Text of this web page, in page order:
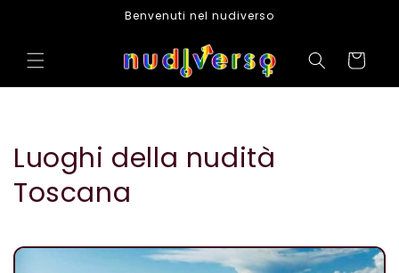
Benvenuti nel nudiverso
Carrello
Luoghi della nudità
Toscana